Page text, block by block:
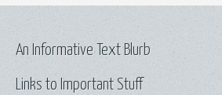
Links to Important Stuff
An Informative Text Blurb